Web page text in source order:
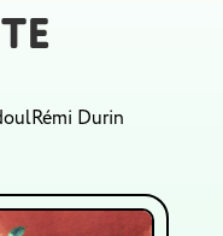
Rémi Durin